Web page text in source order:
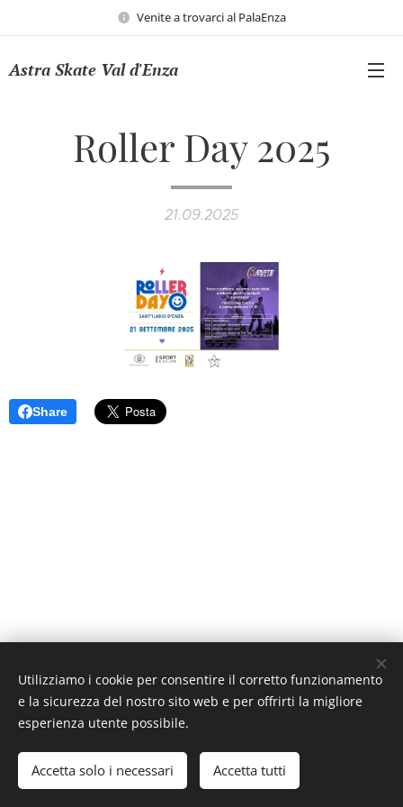
Venite a trovarci al PalaEnza
Astra Skate Val d'Enza
Roller Day 2025
21.09.2025
Share
Astra Skate Val d'Enza
© Sonia Botti
Cookies
Utilizziamo i cookie per consentire il corretto funzionamento
e la sicurezza del nostro sito web e per offrirti la migliore
esperienza utente possibile.
Accetta solo i necessari Accetta tutti